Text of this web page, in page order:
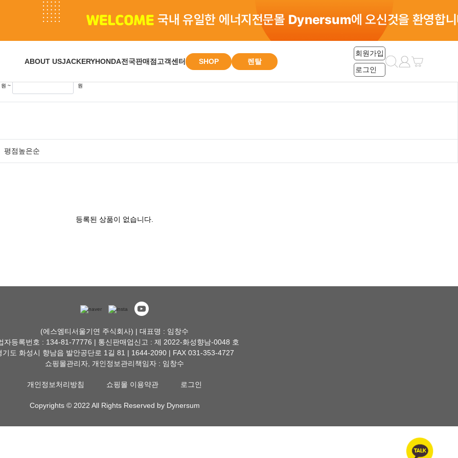
ABOUT USJACKERYHONDA전국판매점 고객센터 SHOP 렌탈
회원가입
로그인
총 0건
원 ~ 원
평점높은순
등록된 상품이 없습니다.
(에스엠티서울기연 주식회사) | 대표명 : 임창수
자등록번호 : 134-81-77776 | 통신판매업신고 : 제 2022-화성향남-0048 호
기도 화성시 향남읍 발안공단로 1길 81 | 1644-2090 | FAX 031-353-4727
쇼핑몰관리자, 개인정보관리책임자 : 임창수
개인정보처리방침 쇼핑몰 이용약관 로그인
Copyrights © 2022 All Rights Reserved by Dynersum